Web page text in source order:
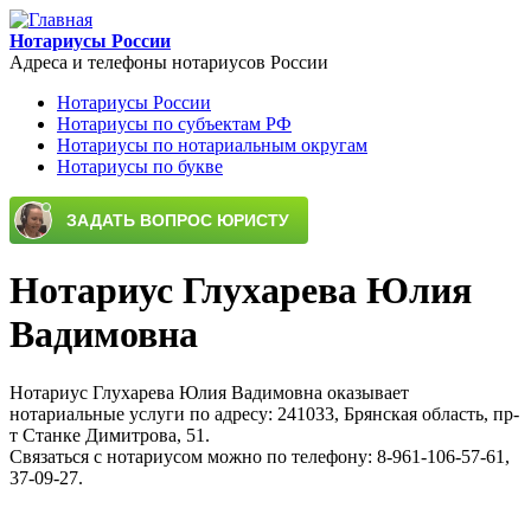
Перейти к основному содержанию
Нотариусы России
Адреса и телефоны нотариусов России
Main menu
Нотариусы России
Нотариусы по субъектам РФ
Нотариусы по нотариальным округам
Нотариусы по букве
Нотариус Глухарева Юлия
Вадимовна
Нотариус Глухарева Юлия Вадимовна оказывает
нотариальные услуги по адресу: 241033, Брянская область, пр-
т Станке Димитрова, 51.
Связаться с нотариусом можно по телефону: 8-961-106-57-61,
37-09-27.